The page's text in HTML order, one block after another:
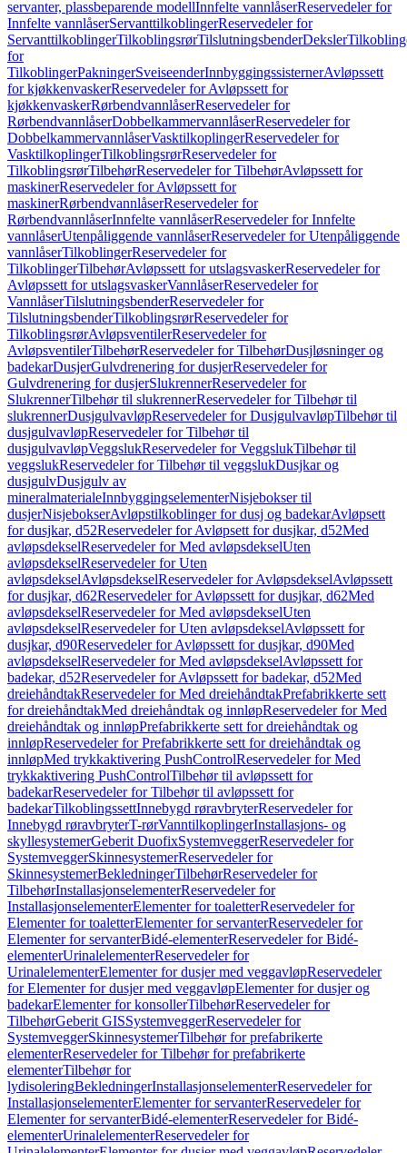
servanter, plassbeparende modellInnfelte vannlåserReservedeler for
Innfelte vannlåserServanttilkoblingerReservedeler for
ServanttilkoblingerTilkoblingsrørTilslutningsbenderDeksler
for
TilkoblingerPakningerSveiseenderInnbyggingssisternerAvløpssett
for kjøkkenvaskerReservedeler for Avløpssett for
kjøkkenvaskerRørbendvannlåserReservedeler for
RørbendvannlåserDobbelkammervannlåserReservedeler for
DobbelkammervannlåserVasktilkoplingerReservedeler for
VasktilkoplingerTilkoblingsrørReservedeler for
TilkoblingsrørTilbehørReservedeler for TilbehørAvløpssett for
maskinerReservedeler for Avløpssett for
maskinerRørbendvannlåserReservedeler for
RørbendvannlåserInnfelte vannlåserReservedeler for Innfelte
vannlåserUtenpåliggende vannlåserReservedeler for Utenpåliggende
vannlåserTilkoblingerReservedeler for
TilkoblingerTilbehørAvløpssett for utslagsvaskerReservedeler for
Avløpssett for utslagsvaskerVannlåserReservedeler for
VannlåserTilslutningsbenderReservedeler for
TilslutningsbenderTilkoblingsrørReservedeler for
TilkoblingsrørAvløpsventilerReservedeler for
AvløpsventilerTilbehørReservedeler for TilbehørDusjløsninger og
badekarDusjerGulvdrenering for dusjerReservedeler for
Gulvdrenering for dusjerSlukrennerReservedeler for
SlukrennerTilbehør til slukrennerReservedeler for Tilbehør til
slukrennerDusjgulvavløpReservedeler for DusjgulvavløpTilbehør til
dusjgulvavløpReservedeler for Tilbehør til
dusjgulvavløpVeggslukReservedeler for VeggslukTilbehør til
veggslukReservedeler for Tilbehør til veggslukDusjkar og
dusjgulvDusjgulv av
mineralmaterialeInnbyggingselementerNisjebokser til
dusjerNisjebokserAvløpstilkoblinger for dusj og badekarAvløpsett
for dusjkar, d52Reservedeler for Avløpsett for dusjkar, d52Med
avløpsdekselReservedeler for Med avløpsdekselUten
avløpsdekselReservedeler for Uten
avløpsdekselAvløpsdekselReservedeler for AvløpsdekselAvløpssett
for dusjkar, d62Reservedeler for Avløpssett for dusjkar, d62Med
avløpsdekselReservedeler for Med avløpsdekselUten
avløpsdekselReservedeler for Uten avløpsdekselAvløpssett for
dusjkar, d90Reservedeler for Avløpssett for dusjkar, d90Med
avløpsdekselReservedeler for Med avløpsdekselAvløpssett for
badekar, d52Reservedeler for Avløpssett for badekar, d52Med
dreiehåndtakReservedeler for Med dreiehåndtakPrefabrikkerte sett
for dreiehåndtakMed dreiehåndtak og innløpReservedeler for Med
dreiehåndtak og innløpPrefabrikkerte sett for dreiehåndtak og
innløpReservedeler for Prefabrikkerte sett for dreiehåndtak og
innløpMed trykkaktivering PushControlReservedeler for Med
trykkaktivering PushControlTilbehør til avløpssett for
badekarReservedeler for Tilbehør til avløpssett for
badekarTilkoblingssettInnebygd røravbryterReservedeler for
Innebygd røravbryterT-rørVanntilkoplingerInstallasjons- og
skyllesystemerGeberit DuofixSystemveggerReservedeler for
SystemveggerSkinnesystemerReservedeler for
SkinnesystemerBekledningerTilbehørReservedeler for
TilbehørInstallasjonselementerReservedeler for
InstallasjonselementerElementer for toaletterReservedeler for
Elementer for toaletterElementer for servanterReservedeler for
Elementer for servanterBidé-elementerReservedeler for Bidé-
elementerUrinalelementerReservedeler for
UrinalelementerElementer for dusjer med veggavløpReservedeler
for Elementer for dusjer med veggavløpElementer for dusjer og
badekarElementer for konsollerTilbehørReservedeler for
TilbehørGeberit GISSystemveggerReservedeler for
SystemveggerSkinnesystemerTilbehør for prefabrikerte
elementerReservedeler for Tilbehør for prefabrikerte
elementerTilbehør for
lydisoleringBekledningerInstallasjonselementerReservedeler for
InstallasjonselementerElementer for servanterReservedeler for
Elementer for servanterBidé-elementerReservedeler for Bidé-
elementerUrinalelementerReservedeler for